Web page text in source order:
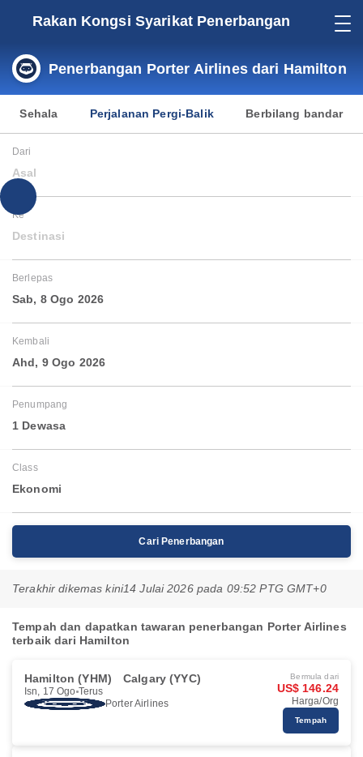
Rakan Kongsi Syarikat Penerbangan
Penerbangan Porter Airlines dari Hamilton
Sehala Perjalanan Pergi-Balik Berbilang bandar
Dari
Asal
Ke
Destinasi
Berlepas
Sab, 8 Ogo 2026
Kembali
Ahd, 9 Ogo 2026
Penumpang
1 Dewasa
Class
Ekonomi
Cari Penerbangan
Terakhir dikemas kini14 Julai 2026 pada 09:52 PTG GMT+0
Tempah dan dapatkan tawaran penerbangan Porter Airlines
terbaik dari Hamilton
Hamilton (YHM) Calgary (YYC)
Isn, 17 Ogo Terus
Porter Airlines
Bermula dari
US$ 146.24
Harga/Org
Tempah